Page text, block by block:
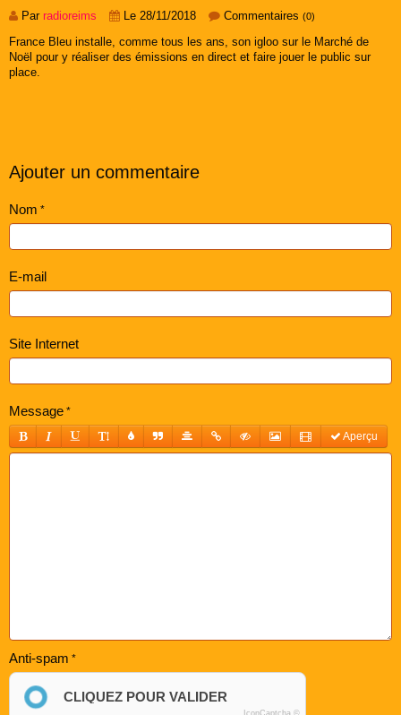
Par radioreims Le 28/11/2018 Commentaires (0)
France Bleu installe, comme tous les ans, son igloo sur le Marché de
Noël pour y réaliser des émissions en direct et faire jouer le public sur
place.
Ajouter un commentaire
Nom
E-mail
Site Internet
Message
Aperçu
Anti-spam
CLIQUEZ POUR VALIDER
IconCaptcha ©